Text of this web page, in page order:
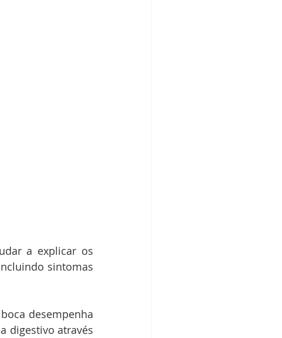
a explicar os
sintomas
desempenha
digestivo através